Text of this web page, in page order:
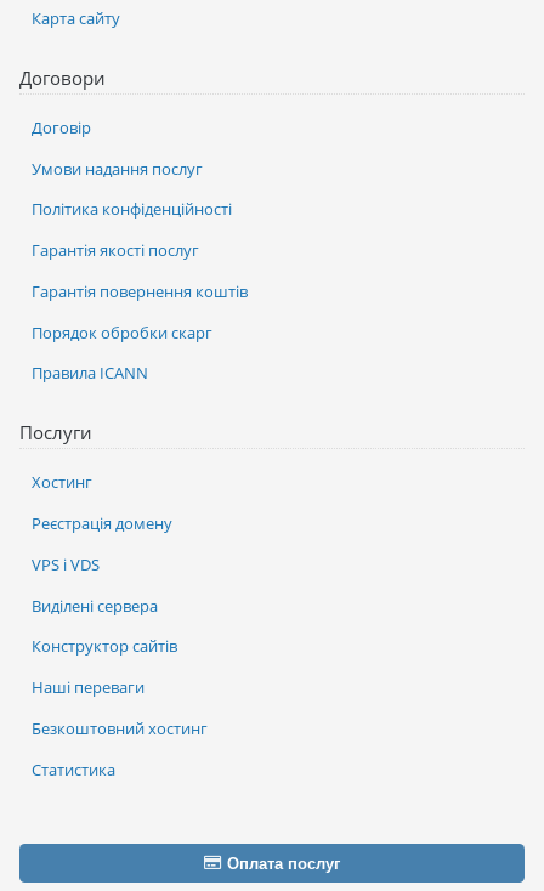
Послуги
Хостинг
Реєстрація домену
VPS і VDS
Виділені сервера
Конструктор сайтів
Наші переваги
Безкоштовний хостинг
Статистика
Карта сайту
Договори
Договір
Умови надання послуг
Політика конфіденційності
Гарантія якості послуг
Гарантія повернення коштів
Порядок обробки скарг
Правила ICANN
Оплата послуг